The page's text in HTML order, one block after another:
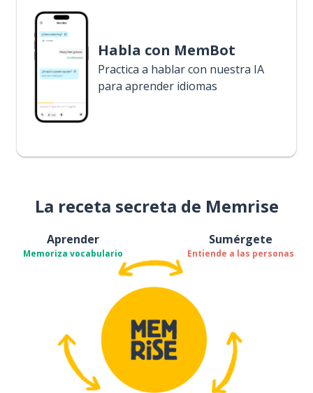
Habla con MemBot
Practica a hablar con nuestra IA
para aprender idiomas
La receta secreta de Memrise
Aprender
Memoriza vocabulario
Sumérgete
Entiende a las personas